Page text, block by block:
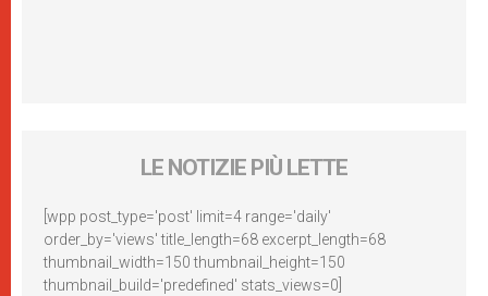
LE NOTIZIE PIÙ LETTE
[wpp post_type='post' limit=4 range='daily'
order_by='views' title_length=68 excerpt_length=68
thumbnail_width=150 thumbnail_height=150
thumbnail_build='predefined' stats_views=0]